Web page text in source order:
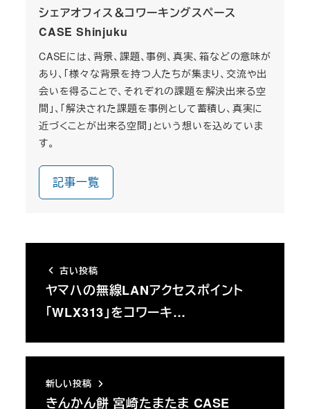
シェアオフィス＆コワーキングスペース
CASE Shinjuku
CASEには、背景、課題、事例、真実、箱などの意味が
あり、「様々な背景を持つ人たちが集まり、交流や出
会いを得ることで、それぞれの課題を解決出来る空
間」、「解決された課題を事例として蓄積し、真実に
近づくことが出来る空間」という想いを込めていま
す。
記事一覧
古い投稿
ヤマハの無線LANアクセスポイント
「WLX313」をコワーキ…
新しい投稿
きんかん餅 宮崎たまたま CASE